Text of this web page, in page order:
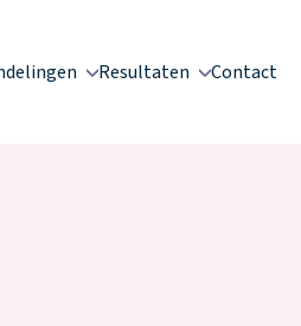
Resultaten Contact